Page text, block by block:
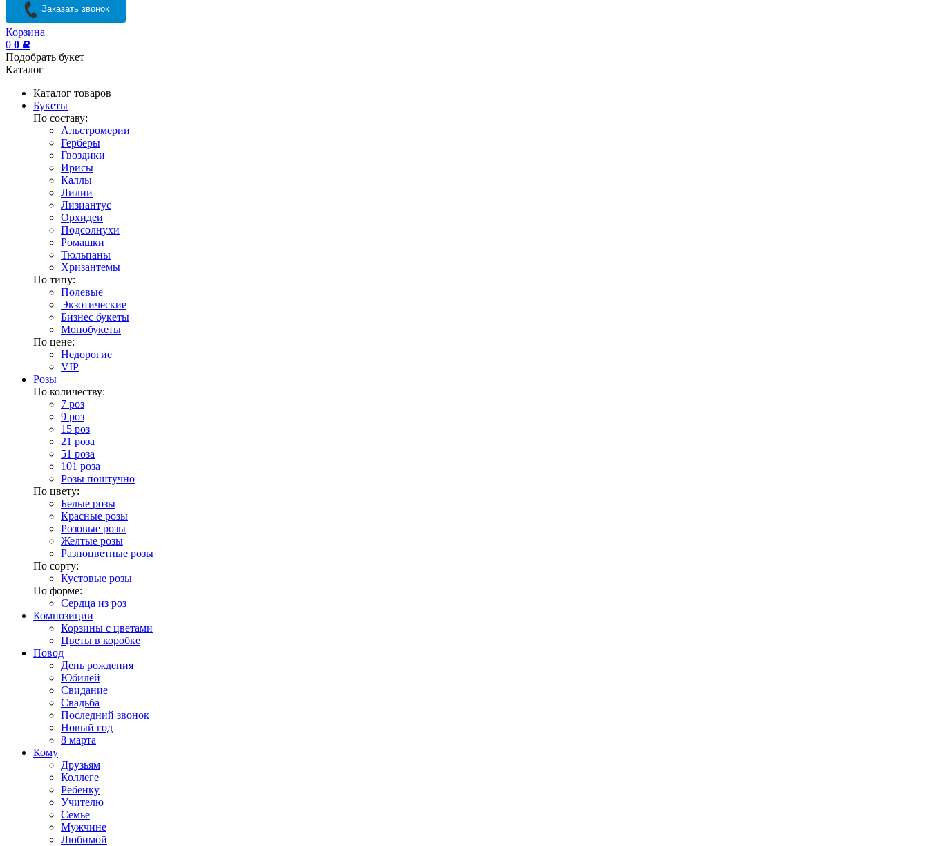
Заказать звонок
Корзина
0 0 Р
Подобрать букет
Каталог
Каталог товаров
Букеты
По составу:
Альстромерии
Герберы
Гвоздики
Ирисы
Каллы
Лилии
Лизиантус
Орхидеи
Подсолнухи
Ромашки
Тюльпаны
Хризантемы
По типу:
Полевые
Экзотические
Бизнес букеты
Монобукеты
По цене:
Недорогие
VIP
Розы
По количеству:
7 роз
9 роз
15 роз
21 роза
51 роза
101 роза
Розы поштучно
По цвету:
Белые розы
Красные розы
Розовые розы
Желтые розы
Разноцветные розы
По сорту:
Кустовые розы
По форме:
Сердца из роз
Композиции
Корзины с цветами
Цветы в коробке
Повод
День рождения
Юбилей
Свидание
Свадьба
Последний звонок
Новый год
8 марта
Кому
Друзьям
Коллеге
Ребенку
Учителю
Семье
Мужчине
Любимой